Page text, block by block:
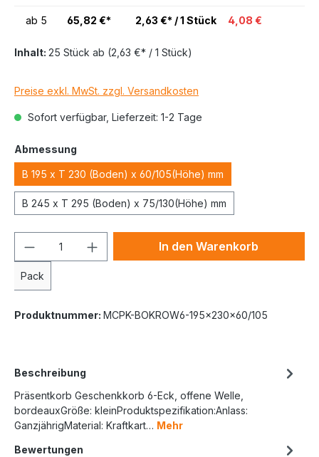
ab 5 65,82 €* 2,63 €* / 1 Stück 4,08 €
Inhalt: 25 Stück ab (2,63 €* / 1 Stück)
Preise exkl. MwSt. zzgl. Versandkosten
Sofort verfügbar, Lieferzeit: 1-2 Tage
Abmessung
B 195 x T 230 (Boden) x 60/105(Höhe) mm
B 245 x T 295 (Boden) x 75/130(Höhe) mm
Pack
In den Warenkorb
Produktnummer: MCPK-BOKROW6-195x230x60/105
Beschreibung
Präsentkorb Geschenkkorb 6-Eck, offene Welle,
bordeauxGröße: kleinProduktspezifikation:Anlass:
GanzjährigMaterial: Kraftkart… Mehr
Bewertungen